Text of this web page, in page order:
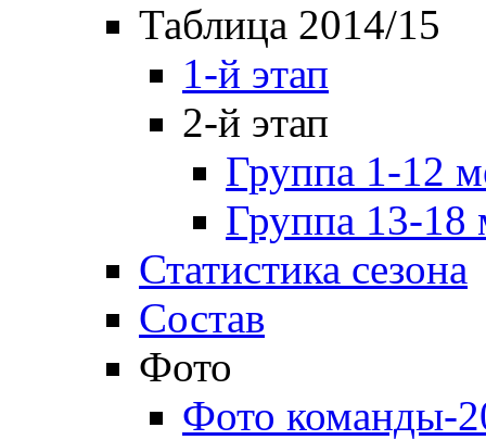
Таблица 2014/15
1-й этап
2-й этап
Группа 1-12
Группа 13-18
Статистика сезона
Состав
Фото
Фото команды-